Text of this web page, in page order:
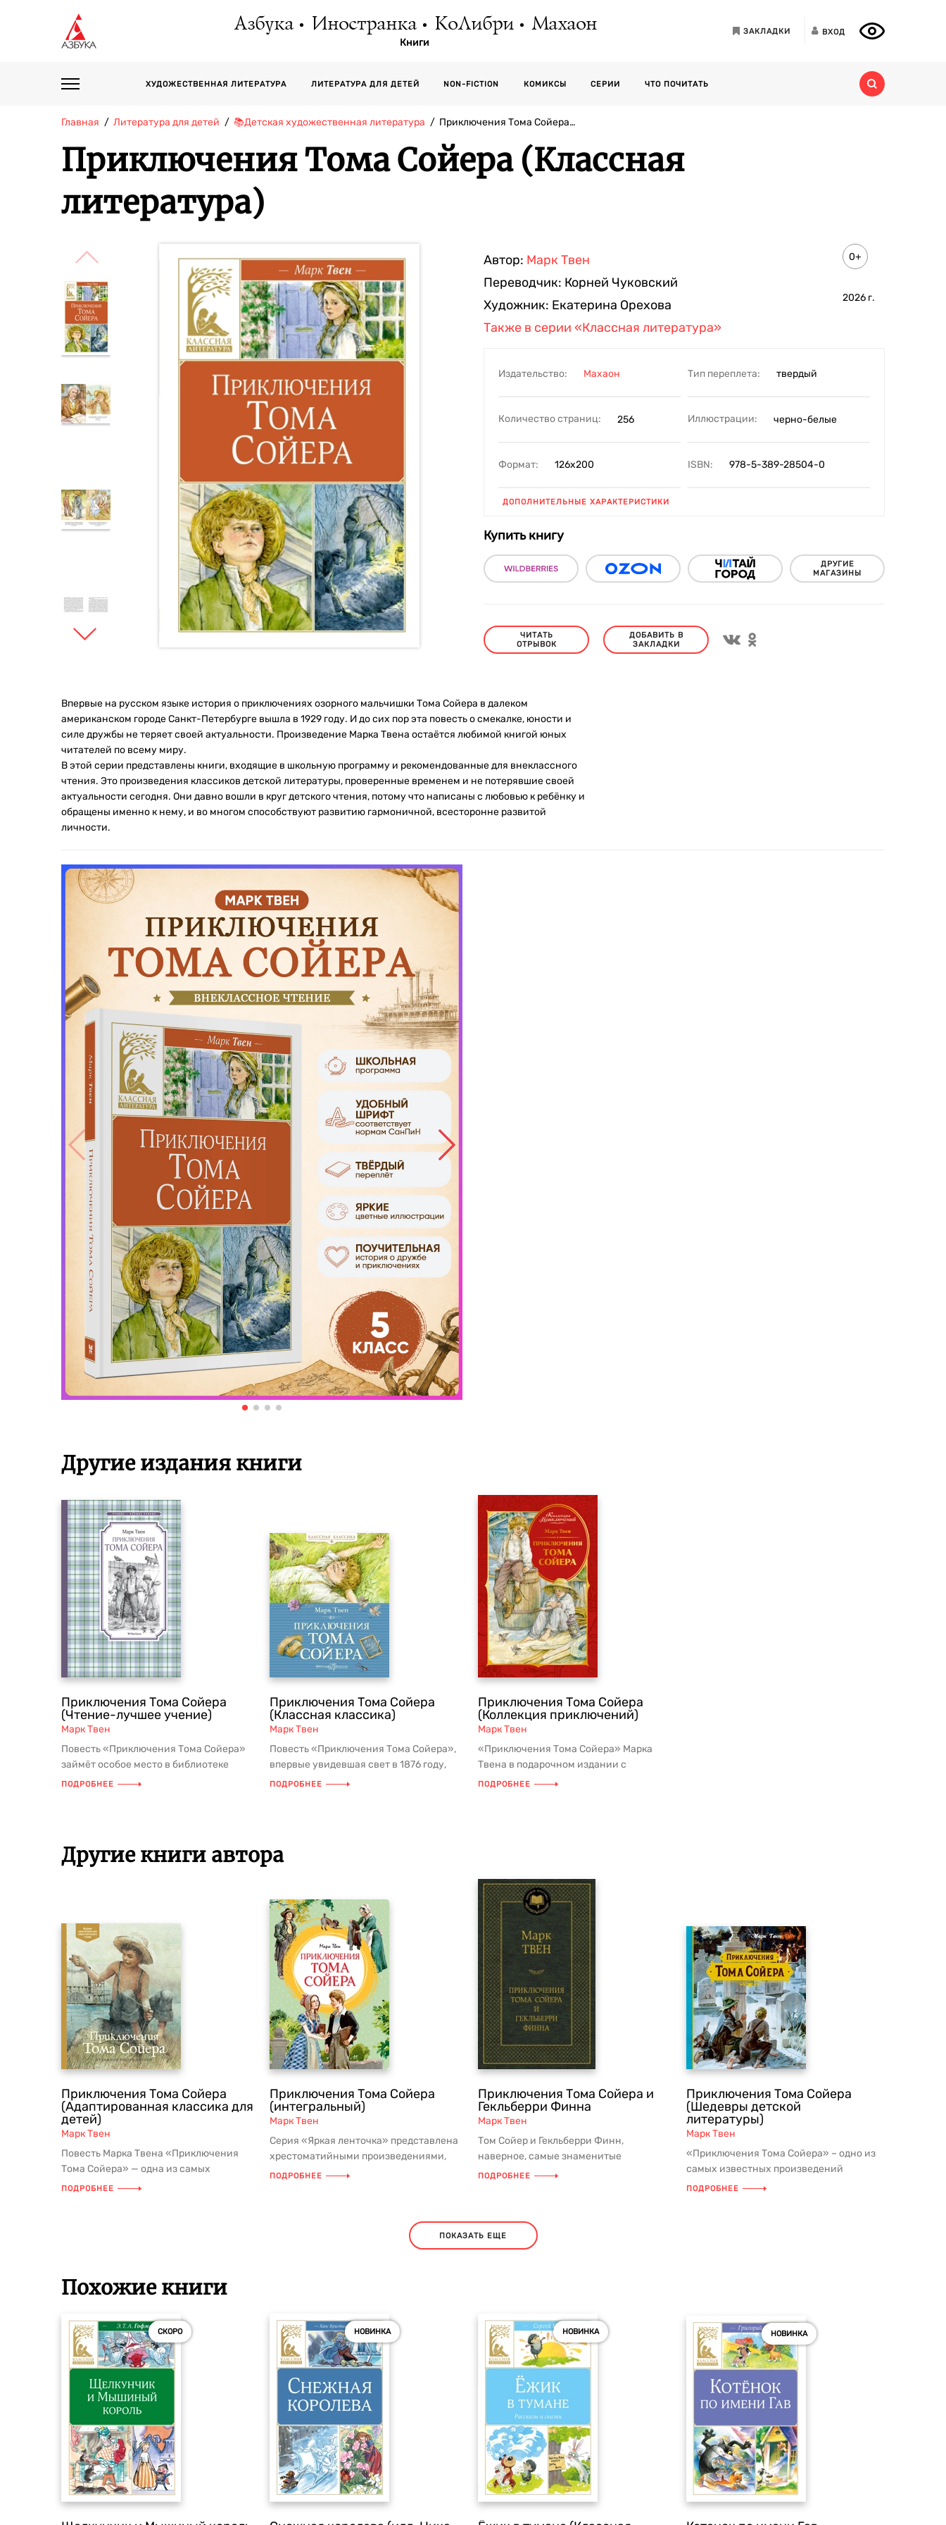
Азбука Иностранка КоЛибри Махаон
Книги
ЗАКЛАДКИ ВХОД
ХУДОЖЕСТВЕННАЯ ЛИТЕРАТУРА ЛИТЕРАТУРА ДЛЯ ДЕТЕЙ NON-FICTION КОМИКСЫ СЕРИИ ЧТО ПОЧИТАТЬ
Главная Литература для детей 📚Детская художественная литература Приключения Тома Сойера…
Приключения Тома Сойера (Классная
литература)
Автор: Марк Твен
Переводчик: Корней Чуковский
Художник: Екатерина Орехова
0+
2026 г.
Также в серии «Классная литература»
Издательство: Махаон Тип переплета: твердый
Количество страниц: 256 Иллюстрации: черно-белые
Формат: 126х200 ISBN: 978-5-389-28504-0
ДОПОЛНИТЕЛЬНЫЕ ХАРАКТЕРИСТИКИ
Купить книгу
ДРУГИЕ
МАГАЗИНЫ
ЧИТАТЬ
ОТРЫВОК
ДОБАВИТЬ В
ЗАКЛАДКИ
Впервые на русском языке история о приключениях озорного мальчишки Тома Сойера в далеком
американском городе Санкт-Петербурге вышла в 1929 году. И до сих пор эта повесть о смекалке, юности и
силе дружбы не теряет своей актуальности. Произведение Марка Твена остаётся любимой книгой юных
читателей по всему миру.
В этой серии представлены книги, входящие в школьную программу и рекомендованные для внеклассного
чтения. Это произведения классиков детской литературы, проверенные временем и не потерявшие своей
актуальности сегодня. Они давно вошли в круг детского чтения, потому что написаны с любовью к ребёнку и
обращены именно к нему, и во многом способствуют развитию гармоничной, всесторонне развитой
личности.
Другие издания книги
Приключения Тома Сойера
(Чтение-лучшее учение)
Марк Твен
Повесть «Приключения Тома Сойера»
займёт особое место в библиотеке
юного читателя. Книга расскажет о...
ПОДРОБНЕЕ
Приключения Тома Сойера
(Классная классика)
Марк Твен
Повесть «Приключения Тома Сойера»,
впервые увидевшая свет в 1876 году,
без преувеличения можно назва...
ПОДРОБНЕЕ
Приключения Тома Сойера
(Коллекция приключений)
Марк Твен
«Приключения Тома Сойера» Марка
Твена в подарочном издании с
распашным форзацем в новой серии
ПОДРОБНЕЕ
Другие книги автора
Приключения Тома Сойера
(Адаптированная классика для
детей)
Марк Твен
Повесть Марка Твена «Приключения
Тома Сойера» — одна из самых
любимых у детей во всём мире.
ПОДРОБНЕЕ
Приключения Тома Сойера
(интегральный)
Марк Твен
Серия «Яркая ленточка» представлена
хрестоматийными произведениями,
входящими в программу начальной ...
ПОДРОБНЕЕ
Приключения Тома Сойера и
Гекльберри Финна
Марк Твен
Том Сойер и Гекльберри Финн,
наверное, самые знаменитые
мальчишки на всем белом свете —
ПОДРОБНЕЕ
Приключения Тома Сойера
(Шедевры детской
литературы)
Марк Твен
«Приключения Тома Сойера» – одно из
самых известных произведений
американского писателя Марка Твена...
ПОДРОБНЕЕ
ПОКАЗАТЬ ЕЩЕ
Похожие книги
СКОРО НОВИНКА НОВИНКА НОВИНКА